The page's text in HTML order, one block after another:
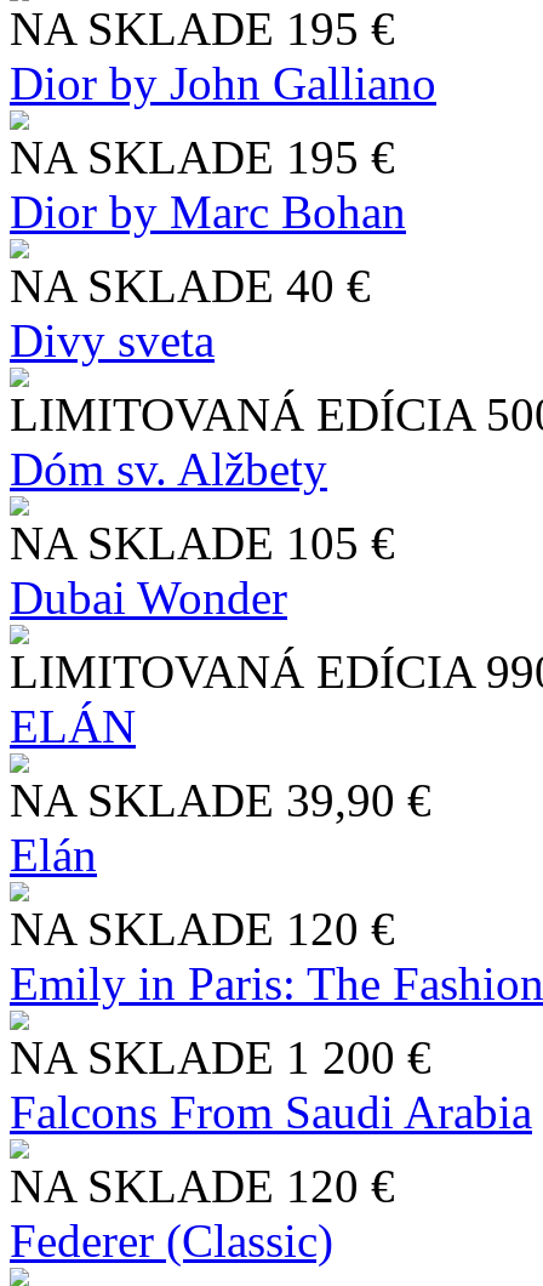
NA SKLADE 195 €
Dior by John Galliano
NA SKLADE 195 €
Dior by Marc Bohan
NA SKLADE 40 €
Divy sveta
LIMITOVANÁ EDÍCIA
Dóm sv. Alžbety
NA SKLADE 105 €
Dubai Wonder
LIMITOVANÁ EDÍCIA
ELÁN
NA SKLADE 39,90 €
Elán
NA SKLADE 120 €
Emily in Paris: The
NA SKLADE 1 200 €
Falcons From Saudi Arabia
NA SKLADE 120 €
Federer (Classic)